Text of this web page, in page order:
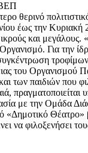
θερινό
έως την Κυριακή 2
και
Οργανισμό. Για την
του Οργανισμού
των παιδιών που
πραγματοποιείται
με την Ομάδα
Θέατρο»
να φιλοξενήσει